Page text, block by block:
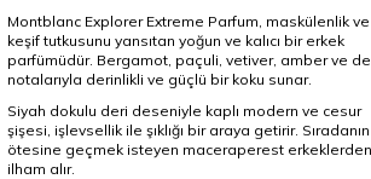
Montblanc Explorer Extreme Parfum, maskülenlik ve
keşif tutkusunu yansıtan yoğun ve kalıcı bir erkek
parfümüdür. Bergamot, paçuli, vetiver, amber ve
notalarıyla derinlikli ve güçlü bir koku sunar.
Siyah dokulu deri deseniyle kaplı modern ve cesur
şişesi, işlevsellik ile şıklığı bir araya getirir. Sıradanın
ötesine geçmek isteyen maceraperest erkeklerden
ilham alır.